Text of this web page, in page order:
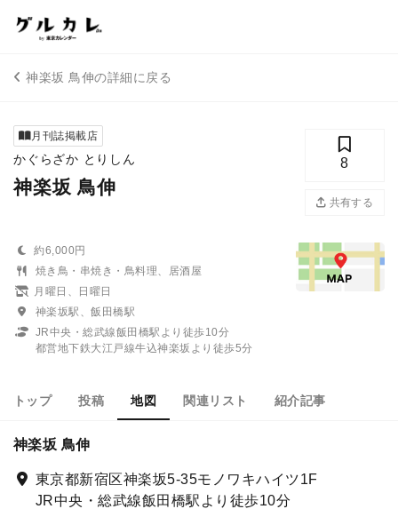
神楽坂 鳥伸の詳細に戻る
月刊誌掲載店
かぐらざか とりしん
神楽坂 鳥伸
8
共有する
約6,000円
焼き鳥・串焼き・鳥料理、居酒屋
月曜日、日曜日
神楽坂駅、飯田橋駅
JR中央・総武線飯田橋駅より徒歩10分
都営地下鉄大江戸線牛込神楽坂より徒歩5分
トップ 投稿 地図 関連リスト 紹介記事
神楽坂 鳥伸
東京都新宿区神楽坂5-35モノワキハイツ1F
JR中央・総武線飯田橋駅より徒歩10分